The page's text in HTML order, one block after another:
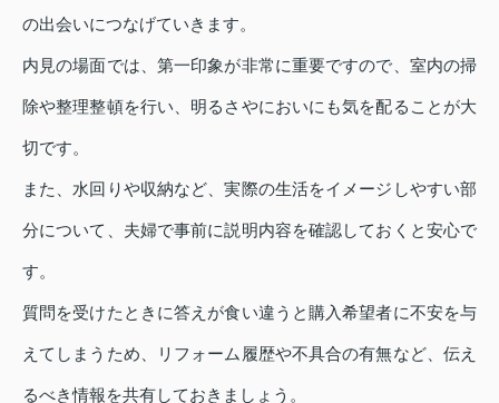
の出会いにつなげていきます。
内見の場面では、第一印象が非常に重要ですので、室内の掃
除や整理整頓を行い、明るさやにおいにも気を配ることが大
切です。
また、水回りや収納など、実際の生活をイメージしやすい部
分について、夫婦で事前に説明内容を確認しておくと安心で
す。
質問を受けたときに答えが食い違うと購入希望者に不安を与
えてしまうため、リフォーム履歴や不具合の有無など、伝え
るべき情報を共有しておきましょう。